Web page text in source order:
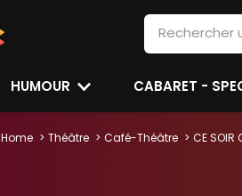
HUMOUR CABARET -
Home Théâtre Café-Théâtre CE SOIR